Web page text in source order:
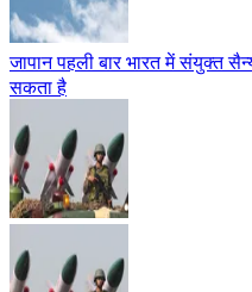
जापान पहली बार भारत में संयुक्त
सकता है